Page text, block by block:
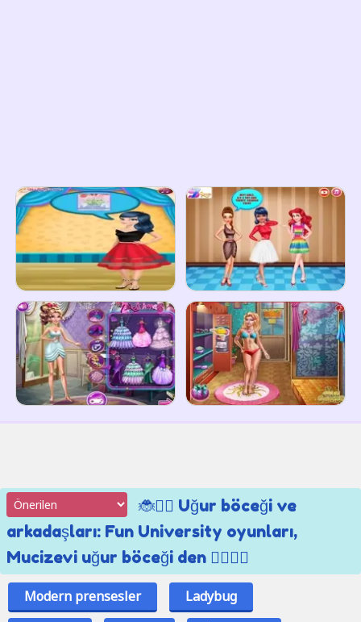
🐞🦸‍♀️ Uğur böceği ve
arkadaşları: Fun University oyunları,
Mucizevi uğur böceği den 🦸‍♂️🦹‍♂️
Modern prensesler
Ladybug